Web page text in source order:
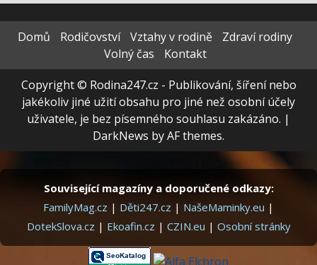
Domů Rodičovství Vztahy v rodině
Zdraví rodiny
Volný čas
Kontakt
Copyright © Rodina247.cz - Publikování, šíření nebo
jakékoliv jiné užití obsahu pro jiné než osobní účely
uživatele, je bez písemného souhlasu zakázáno. |
DarkNews by AF themes.
Související magazíny a doporučené odkazy:
FamilyMag.cz | Děti247.cz | NašeMaminky.eu |
DotekSlova.cz | Ekoafin.cz | CZIN.eu | Osobní stránky